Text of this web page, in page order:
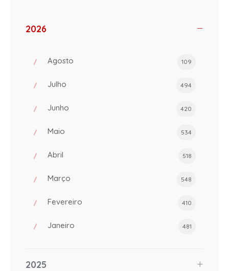
2026
Agosto 109
Julho 494
Junho 420
Maio 534
Abril 518
Março 548
Fevereiro 410
Janeiro 481
2025